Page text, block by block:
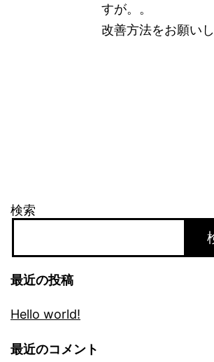
すが。。
改善方法をお願い
検索
最近の投稿
Hello world!
最近のコメント